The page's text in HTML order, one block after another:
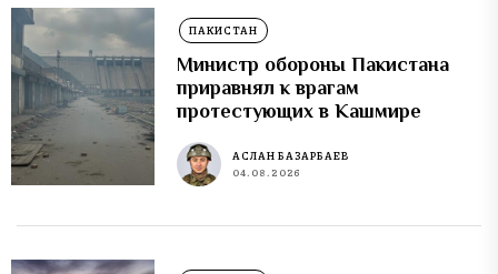
ПАКИСТАН
Министр обороны Пакистана
приравнял к врагам
протестующих в Кашмире
АСЛАН БАЗАРБАЕВ
04.08.2026